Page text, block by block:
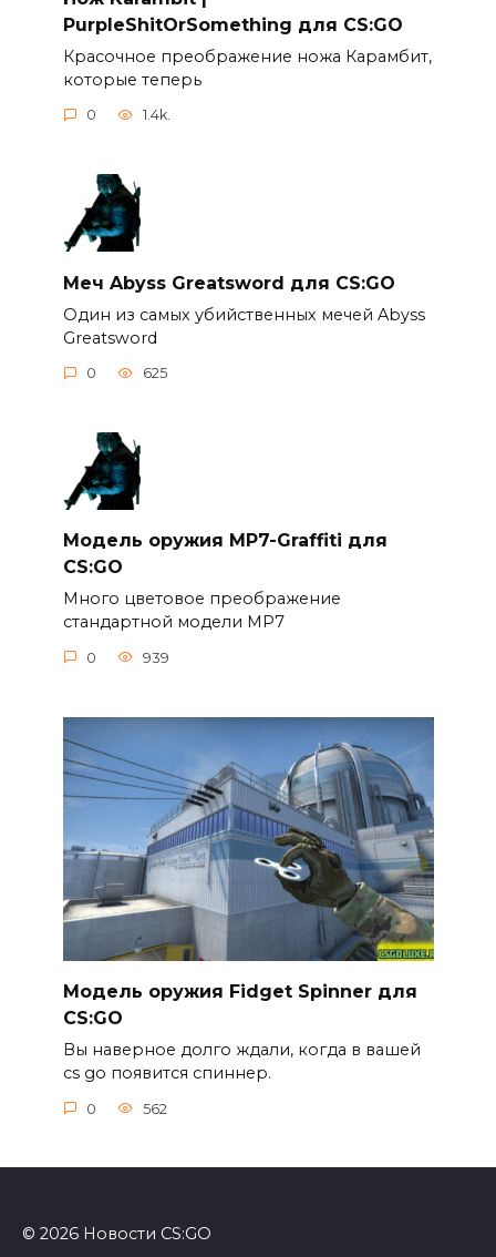
PurpleShitOrSomething для CS:GO
Красочное преображение ножа Карамбит,
которые теперь
0 1.4k.
Меч Abyss Greatsword для CS:GO
Один из самых убийственных мечей Abyss
Greatsword
0 625
Модель оружия MP7-Graffiti для
CS:GO
Много цветовое преображение
стандартной модели MP7
0 939
Модель оружия Fidget Spinner для
CS:GO
Вы наверное долго ждали, когда в вашей
cs go появится спиннер.
0 562
© 2026 Новости CS:GO